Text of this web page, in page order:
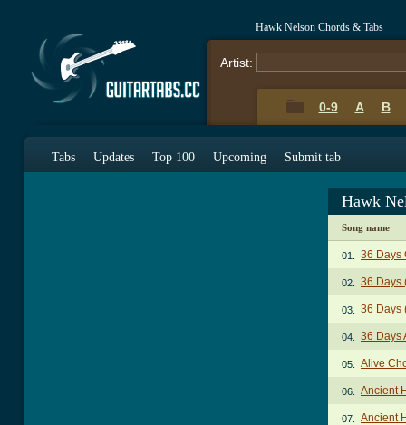
Hawk Nelson Chords & Tabs
Artist:
0-9 A B
Tabs Updates Top 100 Upcoming Submit tab
Hawk
Song name
01. 36 Days
02. 36 Days
03. 36 Days
04. 36 Days
05. Alive
06. Ancient
07. Ancient